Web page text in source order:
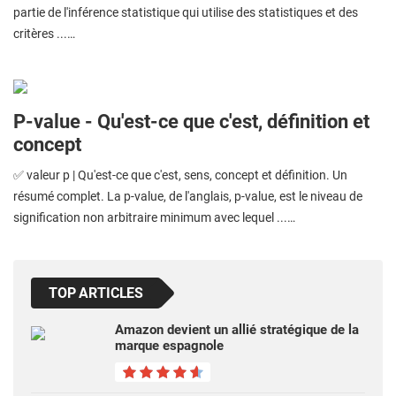
partie de l'inférence statistique qui utilise des statistiques et des
critères ...…
P-value - Qu'est-ce que c'est, définition et
concept
✅ valeur p | Qu'est-ce que c'est, sens, concept et définition. Un
résumé complet. La p-value, de l'anglais, p-value, est le niveau de
signification non arbitraire minimum avec lequel ...…
TOP ARTICLES
Amazon devient un allié stratégique de la
marque espagnole